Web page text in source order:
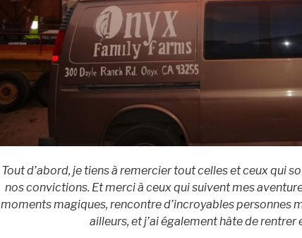
Tout d’abord, je tiens à remercier tout celles et ceux qui
nos convictions. Et merci à ceux qui suivent mes
moments magiques, rencontre d’incroyables personnes
ailleurs, et j’ai également hâte de rentrer